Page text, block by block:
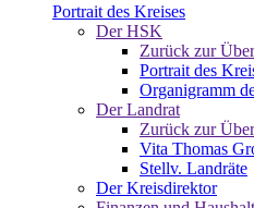
Portrait des Kreises
Der HSK
Zurück zur
Portrait des
Organigramm
Der Landrat
Zurück zur
Vita Thomas
Stellv. Landräte
Der Kreisdirektor